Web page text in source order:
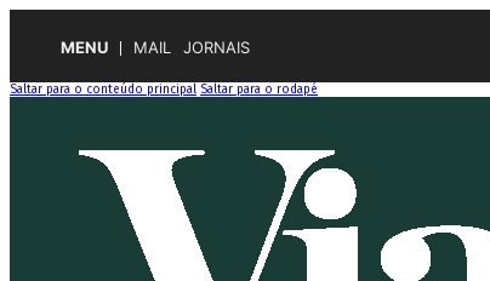
MENU MAIL JORNAIS
Saltar para o conteúdo principal Saltar para o rodapé